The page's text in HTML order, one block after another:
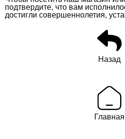
подтвердите, что вам
достигли совершеннолетия,
Назад
Главная